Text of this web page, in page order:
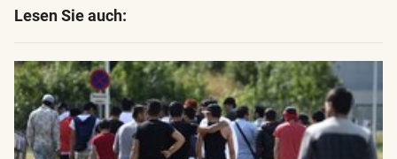
Lesen Sie auch: